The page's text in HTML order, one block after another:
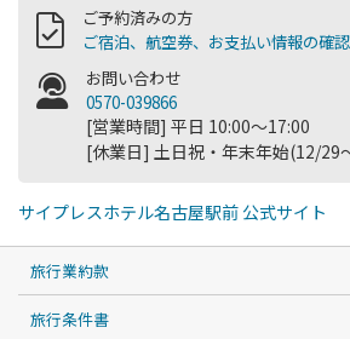
ご予約済みの方
ご宿泊、航空券、お支払い情報の確
お問い合わせ
0570-039866
[営業時間] 平日 10:00～17:00
[休業日] 土日祝・年末年始(12/29
サイプレスホテル名古屋駅前 公式サイト
旅行業約款
旅行条件書